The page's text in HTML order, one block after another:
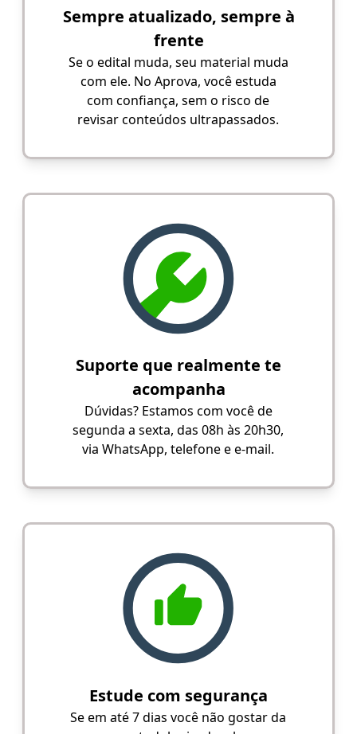
Sempre atualizado, sempre à
frente
Se o edital muda, seu material muda
com ele. No Aprova, você estuda
com confiança, sem o risco de
revisar conteúdos ultrapassados.
Suporte que realmente te
acompanha
Dúvidas? Estamos com você de
segunda a sexta, das 08h às 20h30,
via WhatsApp, telefone e e-mail.
Estude com segurança
Se em até 7 dias você não gostar da